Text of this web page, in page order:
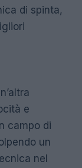
di spinta,
e
campo di
un
nel